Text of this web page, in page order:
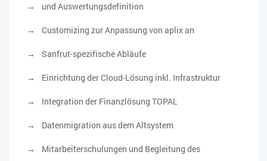
und Auswertungsdefinition
Customizing zur Anpassung von aplix an
Sanfrut-spezifische Abläufe
Einrichtung der Cloud-Lösung inkl. Infrastruktur
Integration der Finanzlösung TOPAL
Datenmigration aus dem Altsystem
Mitarbeiterschulungen und Begleitung des